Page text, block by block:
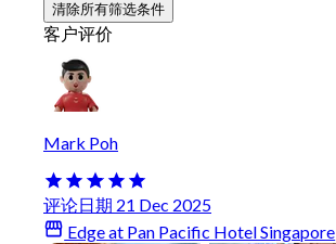
清除所有筛选条件
客户评价
Mark Poh
评论日期 21 Dec 2025
Edge at Pan Pacific Hotel Singapore